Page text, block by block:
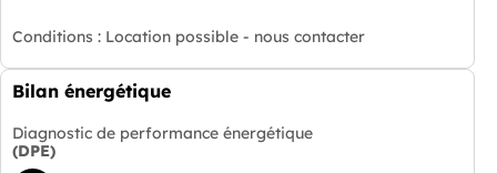
Conditions : Location possible - nous contacter
Bilan énergétique
Diagnostic de performance énergétique
(DPE)